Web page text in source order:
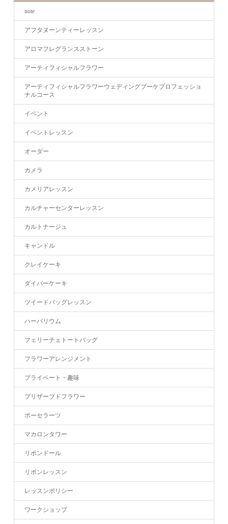
note
アフタヌーンティーレッスン
アロマフレグランスストーン
アーティフィシャルフラワー
アーティフィシャルフラワーウェディングブーケプロフェッショ
ナルコース
イベント
イベントレッスン
オーダー
カメラ
カメリアレッスン
カルチャーセンターレッスン
カルトナージュ
キャンドル
クレイケーキ
ダイパーケーキ
ツイードバッグレッスン
ハーバリウム
フェリーチェトートバッグ
フラワーアレンジメント
プライベート・趣味
プリザーブドフラワー
ポーセラーツ
マカロンタワー
リボンドール
リボンレッスン
レッスンポリシー
ワークショップ